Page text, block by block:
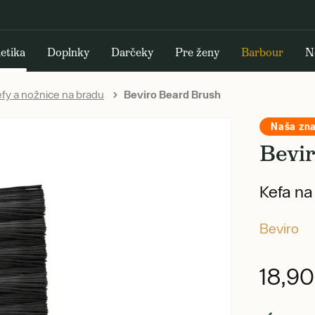
Doplnky Darčeky Pre ženy Barbour
a nožnice na bradu Beviro Beard Brush
Naša
Kefa
Beviro